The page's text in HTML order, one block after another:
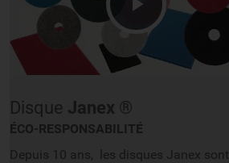
Lire
vidéo
Disque Janex ®
ÉCO-RESPONSABILITÉ
Depuis 10 ans, les disques Janex sont